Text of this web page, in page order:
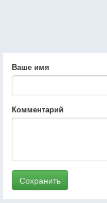
Ваше имя
Комментарий
Сохранить